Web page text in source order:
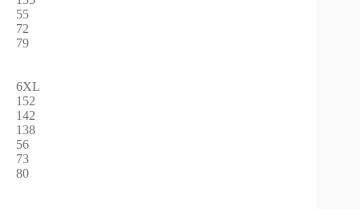
55
72
79
6XL
152
142
138
56
73
80